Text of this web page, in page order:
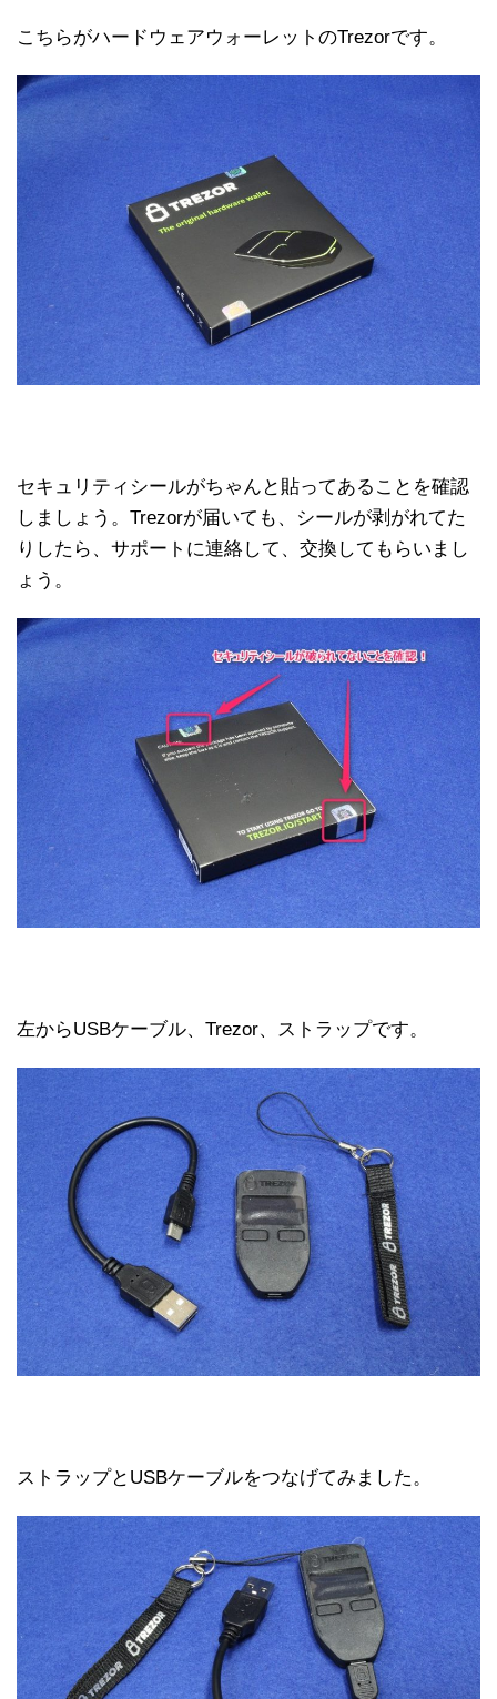
こちらがハードウェアウォーレットのTrezorです。
セキュリティシールがちゃんと貼ってあることを確認
しましょう。Trezorが届いても、シールが剥がれてた
りしたら、サポートに連絡して、交換してもらいまし
ょう。
左からUSBケーブル、Trezor、ストラップです。
ストラップとUSBケーブルをつなげてみました。